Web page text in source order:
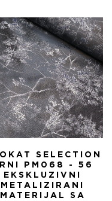
5.100,00 RSD.
SELECTION
PM068 - 56
EKSKLUZIVNI
METALIZIRANI
MATERIJAL SA